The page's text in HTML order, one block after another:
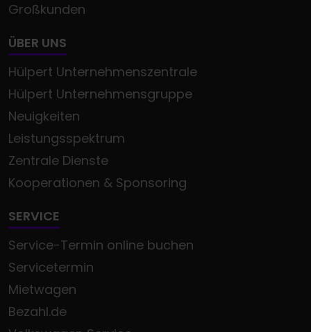
Großkunden
ÜBER UNS
Hülpert Unternehmenszentrale
Hülpert Unternehmensgruppe
Neuigkeiten
Leistungsspektrum
Zentrale Dienste
Kooperationen & Sponsoring
SERVICE
Service-Termin online buchen
Servicetermin
Mietwagen
Bezahl.de